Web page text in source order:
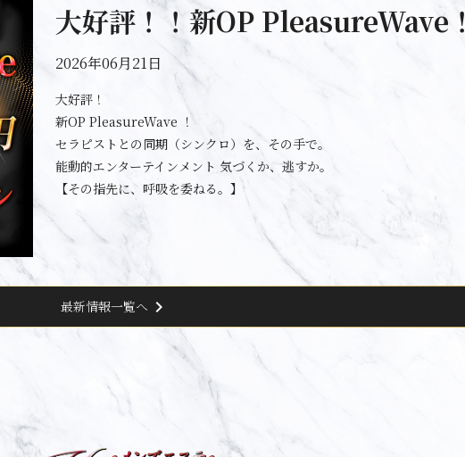
大好評！！新OP PleasureWave！
2026年06月21日
大好評！
新OP PleasureWave ！
セラピストとの同期（シンクロ）を、その手で。
能動的エンターテインメント 気づくか、逃すか。
【その指先に、呼吸を委ねる。】
最新情報一覧へ chevron_right